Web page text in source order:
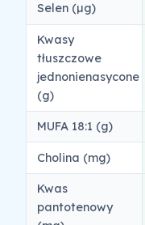
Selen (µg)
Kwasy
tłuszczowe
jednonienasycone
(g)
MUFA 18:1 (g)
Cholina (mg)
Kwas
pantotenowy